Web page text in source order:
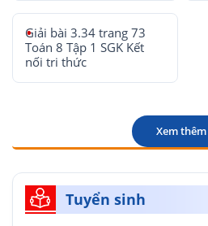
Giải bài 3.34 trang 73
Toán 8 Tập 1 SGK Kết
nối tri thức
Xem thêm
Tuyển sinh